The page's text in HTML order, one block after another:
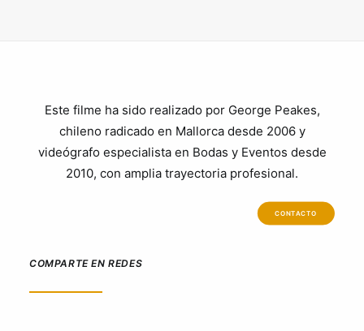
Este filme ha sido realizado por George Peakes,
chileno radicado en Mallorca desde 2006 y
videógrafo especialista en Bodas y Eventos desde
2010, con amplia trayectoria profesional.
CONTACTO
COMPARTE EN REDES